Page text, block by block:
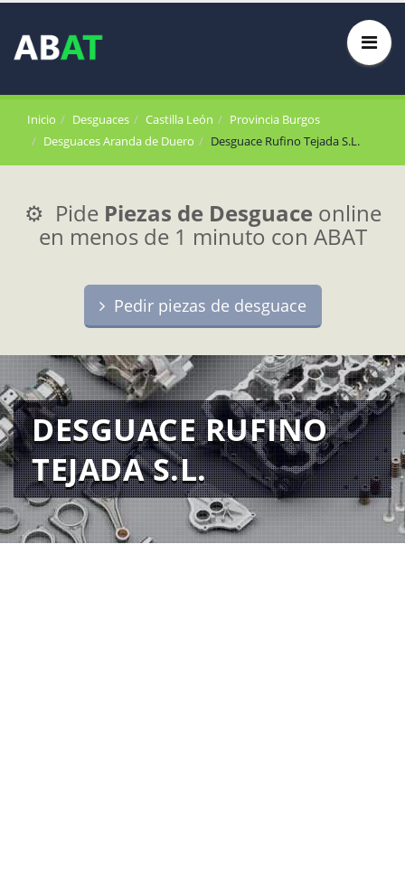
Inicio Desguaces Castilla León
Provincia Burgos
Desguaces Aranda de Duero
Desguace Rufino Tejada S.L.
⚙️ Pide Piezas de Desguace online
en menos de 1 minuto con ABAT
Pedir piezas de desguace
DESGUACE RUFINO
TEJADA S.L.